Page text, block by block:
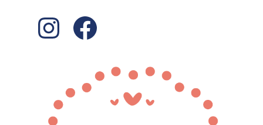
Instagram
Facebook